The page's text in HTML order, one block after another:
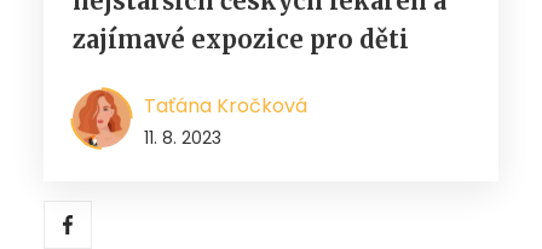
zajímavé expozice pro děti
Taťána Kročková
11. 8. 2023